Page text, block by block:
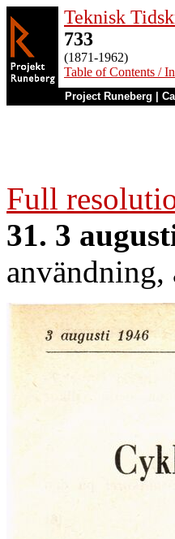
Teknisk
733
(1871-1962)
Table of Contents /
Project Runeberg
Full
31. 3